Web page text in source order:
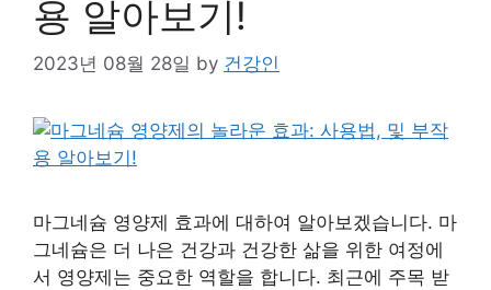
용 알아보기!
2023년 08월 28일 by 건강인
마그네슘 영양제 효과에 대하여 알아보겠습니다. 마
그네슘은 더 나은 건강과 건강한 삶을 위한 여정에
서 영양제는 중요한 역할을 합니다. 최근에 주목 받